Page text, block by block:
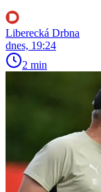
Liberecká Drbna
dnes, 19:24
2 min